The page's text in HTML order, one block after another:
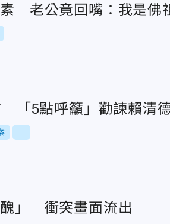
老公竟回嘴：我是佛
「5點呼籲」勸諫賴清
醜」 衝突畫面流出